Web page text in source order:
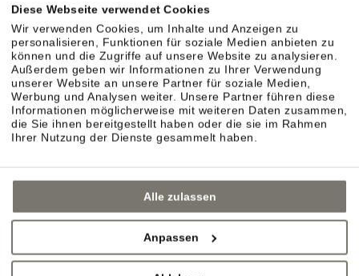
Diese Webseite verwendet Cookies
Wir verwenden Cookies, um Inhalte und Anzeigen zu
personalisieren, Funktionen für soziale Medien anbieten zu
können und die Zugriffe auf unsere Website zu analysieren.
Außerdem geben wir Informationen zu Ihrer Verwendung
unserer Website an unsere Partner für soziale Medien,
Werbung und Analysen weiter. Unsere Partner führen diese
Informationen möglicherweise mit weiteren Daten zusammen,
die Sie ihnen bereitgestellt haben oder die sie im Rahmen
Ihrer Nutzung der Dienste gesammelt haben.
Alle zulassen
Anpassen
567,00 €
DETAILS